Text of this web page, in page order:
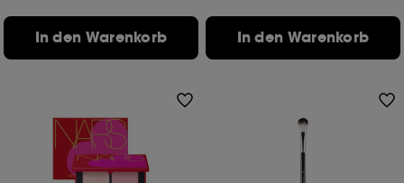
In den Warenkorb In den Warenkorb